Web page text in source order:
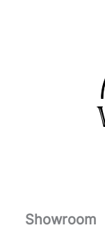
Showroom